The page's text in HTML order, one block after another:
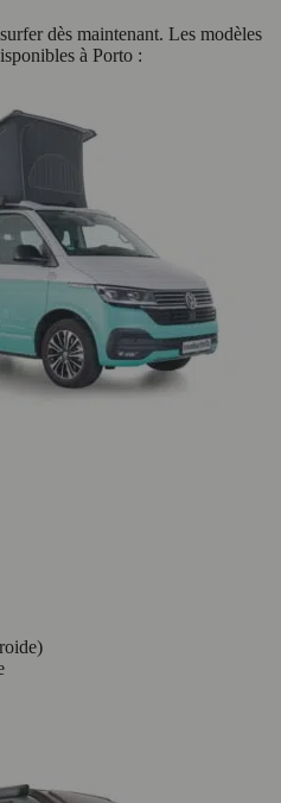
dès maintenant. Les modèles
à Porto :